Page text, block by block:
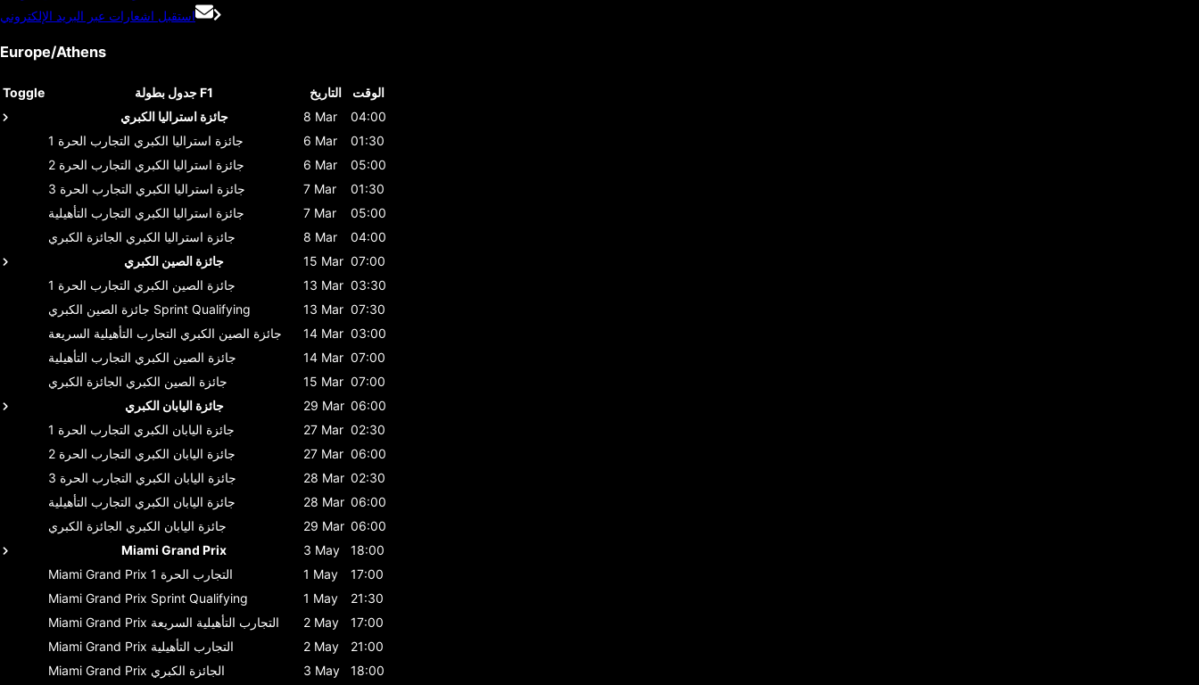
استقبل اشعارات عبر البريد الإلكتروني
Europe/Athens
Toggle جدول بطولة F1 التاريخ
الوقت
جائزة استراليا الكبري
8 Mar
04:00
جائزة استراليا الكبري التجارب الحرة 1 6 Mar
01:30
جائزة استراليا الكبري التجارب الحرة 2 6 Mar
05:00
جائزة استراليا الكبري التجارب الحرة 3 7 Mar
01:30
جائزة استراليا الكبري التجارب التأهيلية 7 Mar
05:00
جائزة استراليا الكبري الجائزة الكبري 8 Mar
04:00
جائزة الصين الكبري
15 Mar 07:00
جائزة الصين الكبري التجارب الحرة 1 13 Mar 03:30
جائزة الصين الكبري Sprint Qualifying 13 Mar 07:30
جائزة الصين الكبري التجارب التأهيلية السريعة 14 Mar 03:00
جائزة الصين الكبري التجارب التأهيلية 14 Mar 07:00
جائزة الصين الكبري الجائزة الكبري 15 Mar 07:00
جائزة اليابان الكبري
29 Mar 06:00
جائزة اليابان الكبري التجارب الحرة 1 27 Mar 02:30
جائزة اليابان الكبري التجارب الحرة 2 27 Mar 06:00
جائزة اليابان الكبري التجارب الحرة 3 28 Mar 02:30
جائزة اليابان الكبري التجارب التأهيلية 28 Mar 06:00
جائزة اليابان الكبري الجائزة الكبري 29 Mar 06:00
Miami Grand Prix
3 May
18:00
Miami Grand Prix
التجارب الحرة 1 1 May
17:00
Miami Grand Prix Sprint Qualifying 1 May
21:30
Miami Grand Prix التجارب التأهيلية السريعة 2 May
17:00
Miami Grand Prix التجارب التأهيلية 2 May
21:00
Miami Grand Prix الجائزة الكبري 3 May
18:00